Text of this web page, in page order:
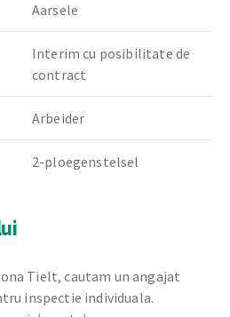
Aarsele
Interim cu posibilitate de
contract
Arbeider
2-ploegenstelsel
Tielt, cautam un angajat
inspectie individuala.